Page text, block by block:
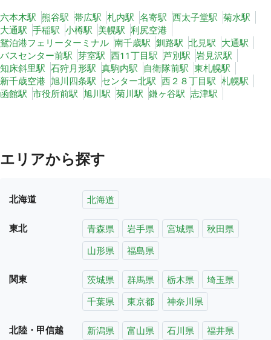
六本木駅 熊谷駅 帯広駅 札内駅 名寄駅 西太子堂駅 菊水駅
大通駅 手稲駅 小樽駅 美幌駅 利尻空港
鴛泊港フェリーターミナル 南千歳駅 釧路駅 北見駅 大通駅
バスセンター前駅 芽室駅 西11丁目駅 芦別駅 岩見沢駅
知床斜里駅 石狩月形駅 真駒内駅 自衛隊前駅 東札幌駅
新千歳空港 旭川四条駅 センター北駅 西２８丁目駅 札幌駅
函館駅 市役所前駅 旭川駅 菊川駅 鎌ヶ谷駅 志津駅
エリアから探す
北海道 北海道
東北 青森県 岩手県 宮城県
秋田県
山形県
福島県
関東 茨城県 群馬県 栃木県
埼玉県
千葉県
東京都 神奈川県
北陸・甲信越 新潟県 富山県 石川県
福井県